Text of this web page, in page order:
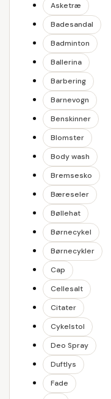
Asketræ
Badesandal
Badminton
Ballerina
Barbering
Barnevogn
Benskinner
Blomster
Body wash
Bremsesko
Bæreseler
Bøllehat
Børnecykel
Børnecykler
Cap
Cellesalt
Citater
Cykelstol
Deo Spray
Duftlys
Fade